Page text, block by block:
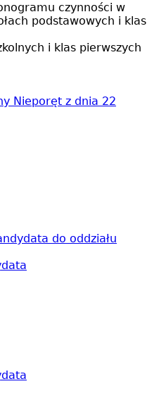
czynności w
podstawowych i klas
i klas pierwszych
Nieporęt z dnia 22
do oddziału